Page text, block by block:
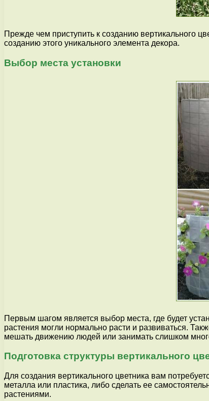
Прежде чем приступить к созданию вертикального
созданию этого уникального элемента декора.
Выбор места установки
Первым шагом является выбор места, где будет
растения могли нормально расти и развиваться.
мешать движению людей или занимать слишком
Подготовка структуры вертикального
Для создания вертикального цветника вам
металла или пластика, либо сделать ее
растениями.